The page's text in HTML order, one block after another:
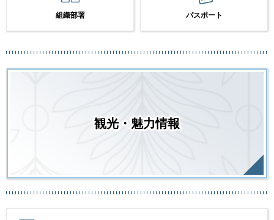
組織部署 パスポート
観光・魅力情報